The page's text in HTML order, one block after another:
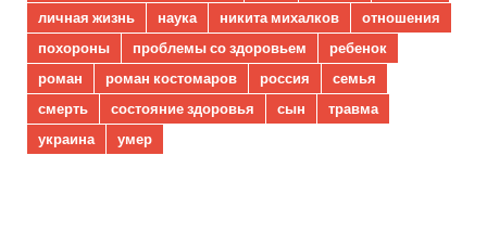
личная жизнь
наука никита михалков
отношения
похороны
проблемы со здоровьем
ребенок
роман
роман костомаров россия
семья
смерть
состояние здоровья сын
травма
украина
умер